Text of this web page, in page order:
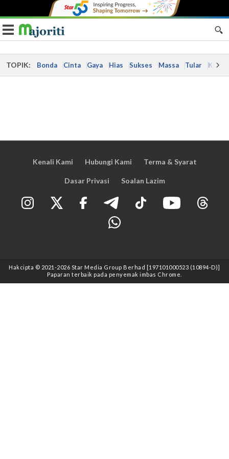
Toggle navigation
TOPIK: Bonda Cinta Gaya Hias Sukses Massa Tular Kes
Kenali Kami Hubungi Kami Terma & Syarat
Dasar Privasi Soalan Lazim
Hakcipta © 2021 -2026 Star Media Group Berhad [197101000523 (10894-D)]
Paparan terbaik pada penyemak imbas Chrome.